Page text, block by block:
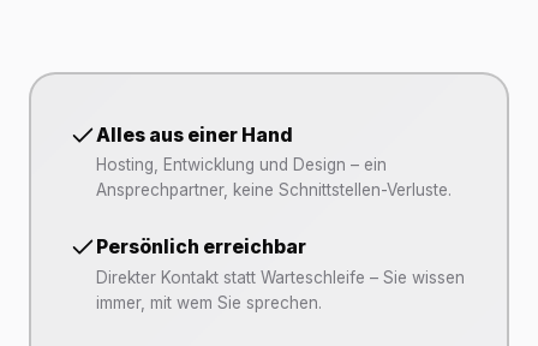
Alles aus einer Hand
Hosting, Entwicklung und Design – ein
Ansprechpartner, keine Schnittstellen-Verluste.
Persönlich erreichbar
Direkter Kontakt statt Warteschleife – Sie wissen
immer, mit wem Sie sprechen.